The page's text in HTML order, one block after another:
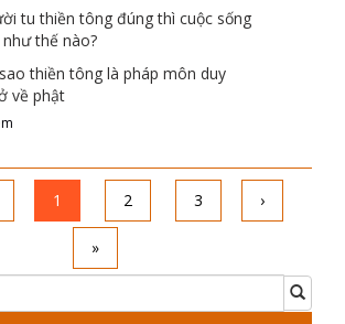
câu : Ngoài ta tìm phật ắt theo
tu tập thiền tông khi còn sống thì
và tránh
Phật Thiền tông đặc biệt
: 07-07-2019 09:07:44